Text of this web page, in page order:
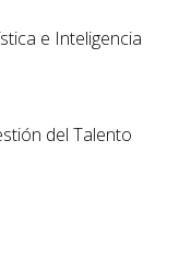
e Inteligencia
del Talento